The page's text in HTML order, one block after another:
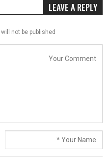
LEAVE A REPLY
not be published.